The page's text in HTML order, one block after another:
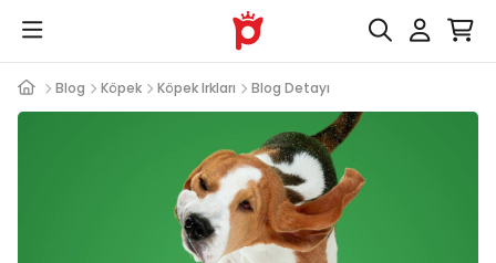
Blog Köpek Köpek Irkları Blog Detayı